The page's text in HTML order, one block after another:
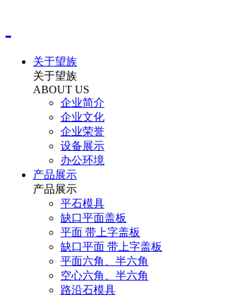
关于望族
关于望族
ABOUT US
企业简介
企业文化
企业荣誉
设备展示
办公环境
产品展示
产品展示
平石模具
缺口平面盖板
平面 带上字盖板
缺口平面 带上字盖板
平面六角、半六角
空心六角、半六角
路沿石模具